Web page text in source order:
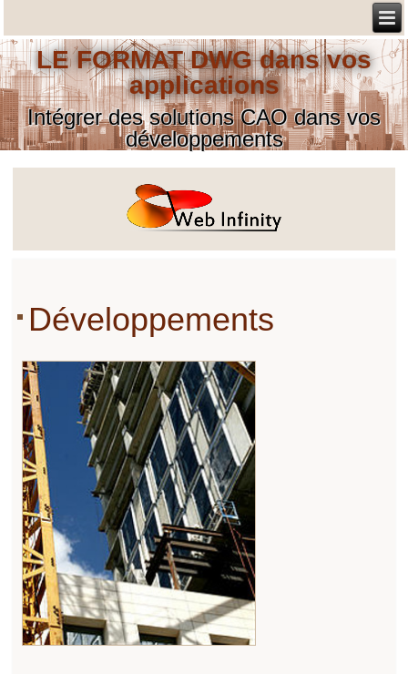
LE FORMAT DWG dans vos
applications
Intégrer des solutions CAO dans vos
développements
Développements